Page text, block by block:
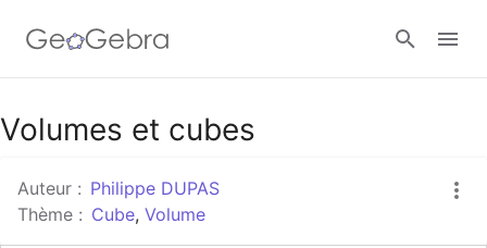
Google Classroom
Classe GeoGebra
Volumes et cubes
Auteur : Philippe DUPAS
Thème : Cube, Volume